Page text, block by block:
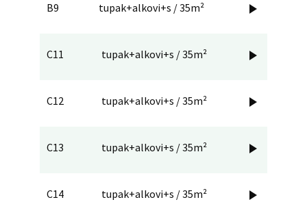
B9 tupak+alkovi+s / 35m² 
C11 tupak+alkovi+s / 35m² 
C12 tupak+alkovi+s / 35m² 
C13 tupak+alkovi+s / 35m² 
C14 tupak+alkovi+s / 35m² 